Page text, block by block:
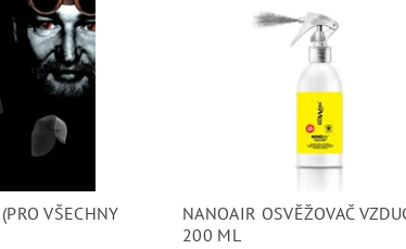
VŠECHNY
NANOAIR OSVĚŽOVAČ
200 ML